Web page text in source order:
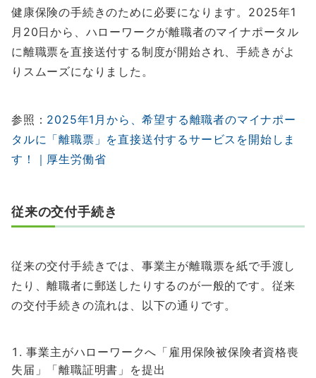
健康保険の手続きのために必要になります。2025年1
月20日から、ハローワークが離職者のマイナポータル
に離職票を直接送付する制度が開始され、手続きがよ
りスムーズになりました。
参照： 2025年1月から、希望する離職者のマイナポー
タルに「離職票」を直接送付するサービスを開始しま
す！｜厚生労働省
従来の交付手続き
従来の交付手続きでは、事業主が離職票を紙で手渡し
たり、離職者に郵送したりするのが一般的です。従来
の交付手続きの流れは、以下の通りです。
事業主がハローワークへ「雇用保険被保険者資格喪
失届」「離職証明書」を提出